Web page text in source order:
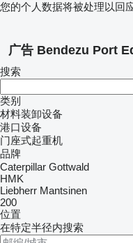
您的个人数据将被处理以回
广告 Bendezu Port
搜索
类别
材料装卸设备
港口设备
门座式起重机
品牌
Caterpillar Gottwald
HMK
Liebherr Mantsinen
200
位置
在特定半径内搜索